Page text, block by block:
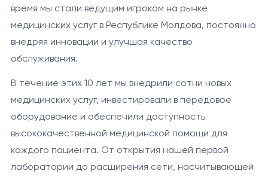
время мы стали ведущим игроком на рынке
медицинских услуг в Республике Молдова, постоянно
внедряя инновации и улучшая качество
обслуживания.
В течение этих 10 лет мы внедрили сотни новых
медицинских услуг, инвестировали в передовое
оборудование и обеспечили доступность
высококачественной медицинской помощи для
каждого пациента. От открытия нашей первой
лаборатории до расширения сети, насчитывающей